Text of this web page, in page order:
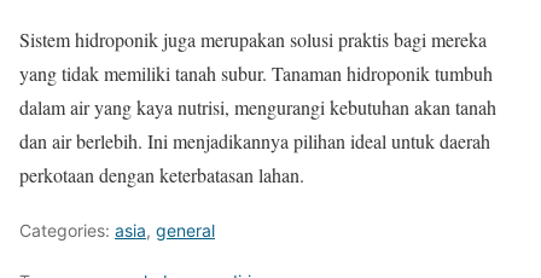
Sistem hidroponik juga merupakan solusi praktis bagi mereka
yang tidak memiliki tanah subur. Tanaman hidroponik tumbuh
dalam air yang kaya nutrisi, mengurangi kebutuhan akan tanah
dan air berlebih. Ini menjadikannya pilihan ideal untuk daerah
perkotaan dengan keterbatasan lahan.
Categories: asia, general